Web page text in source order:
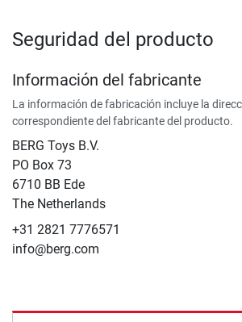
Seguridad del producto
Información del fabricante
La información de fabricación incluye la
correspondiente del fabricante del producto.
BERG Toys B.V.
​PO Box 73
6710 BB Ede
The Netherlands
+31 2821 7776571
info@berg.com